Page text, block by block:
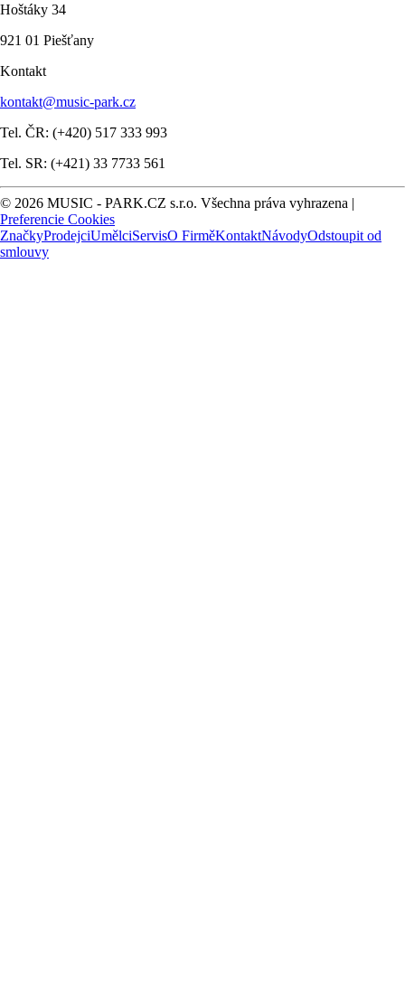
Hoštáky 34
921 01 Piešťany
Kontakt
kontakt@music-park.cz
Tel. ČR: (+420) 517 333 993
Tel. SR: (+421) 33 7733 561
© 2026 MUSIC - PARK.CZ s.r.o. Všechna práva vyhrazena |
Preferencie Cookies
ZnačkyProdejciUmělciServisO FirměKontaktNávodyOdstoupit od
smlouvy